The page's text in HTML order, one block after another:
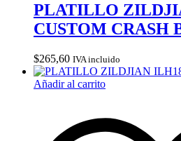
PLATILLO
CUSTOM CRASH
$265,60 IVA incluido
Añadir al carrito